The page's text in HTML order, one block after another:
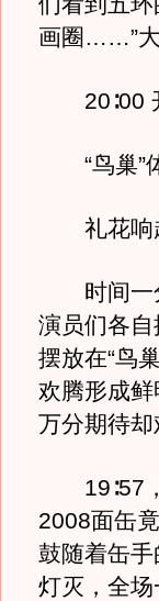
画圈……”大
20∶00
“鸟巢”
礼花响
时间一分
演员们各
摆放在“鸟
欢腾形成
万分期待却
19∶57，
2008面缶
鼓随着缶
灯灭，全